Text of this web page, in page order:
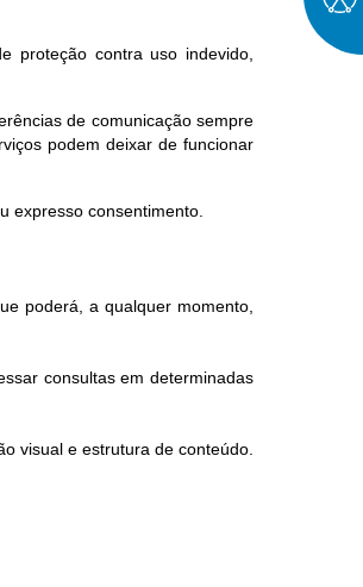
proteção contra uso indevido,
de comunicação sempre
podem deixar de funcionar
expresso consentimento.
poderá, a qualquer momento,
consultas em determinadas
visual e estrutura de conteúdo.